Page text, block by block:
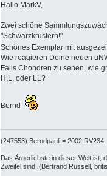
Hallo MarkV,
Zwei schöne
"Schwarzkrustern!"
Schönes Exemplar mit
Wie reagieren Deine neuen
Falls Chondren zu sehen, wie
H,L, oder LL?
Bernd
(247553) Berndpauli = 2002 RV234
Das Ärgerlichste in dieser Welt ist,
Zweifel sind. (Bertrand Russell,